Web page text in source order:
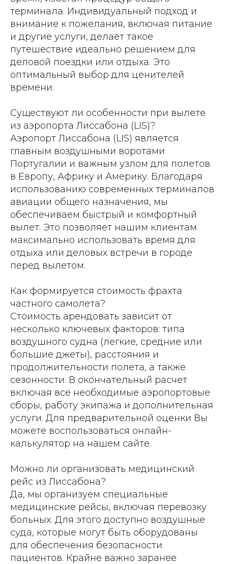
терминала. Индивидуальный подход и
внимание к пожелания, включая питание
и другие услуги, делает такое
путешествие идеально решением для
деловой поездки или отдыха. Это
оптимальный выбор для ценителей
времени.
Существуют ли особенности при вылете
из аэропорта Лиссабона (LIS)?
Аэропорт Лиссабона (LIS) является
главным воздушными воротами
Португалии и важным узлом для полетов
в Европу, Африку и Америку. Благодаря
использованию современных терминалов
авиации общего назначения, мы
обеспечиваем быстрый и комфортный
вылет. Это позволяет нашим клиентам
максимально использовать время для
отдыха или деловых встречи в городе
перед вылетом.
Как формируется стоимость фрахта
частного самолета?
Стоимость арендовать зависит от
несколько ключевых факторов: типа
воздушного судна (легкие, средние или
большие джеты), расстояния и
продолжительности полета, а также
сезонности. В окончательный расчет
включая все необходимые аэропортовые
сборы, работу экипажа и дополнительная
услуги. Для предварительной оценки Вы
можете воспользоваться онлайн-
калькулятор на нашем сайте.
Можно ли организовать медицинский
рейс из Лиссабона?
Да, мы организуем специальные
медицинские рейсы, включая перевозку
больных. Для этого доступно воздушные
суда, которые могут быть оборудованы
для обеспечения безопасности
пациентов. Крайне важно заранее